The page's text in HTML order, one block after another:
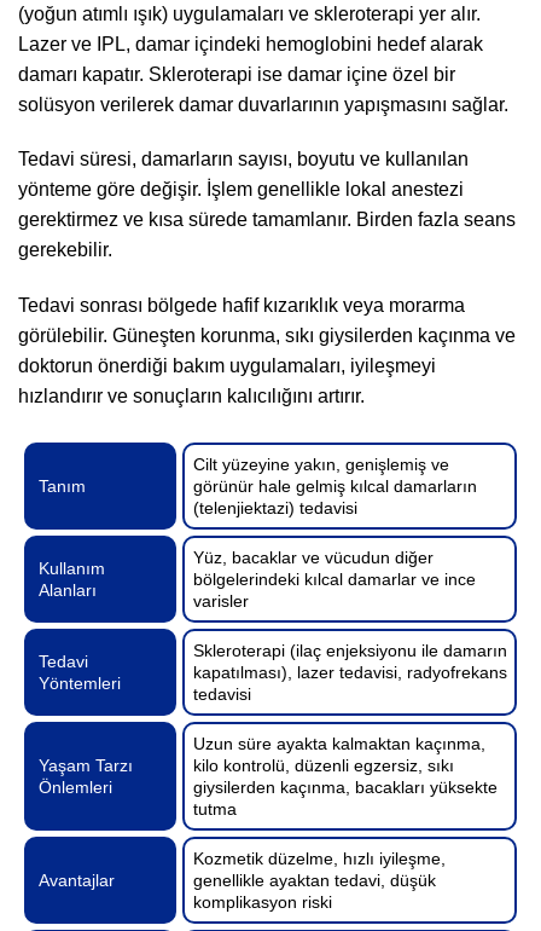
(yoğun atımlı ışık) uygulamaları ve skleroterapi yer alır.
Lazer ve IPL, damar içindeki hemoglobini hedef alarak
damarı kapatır. Skleroterapi ise damar içine özel bir
solüsyon verilerek damar duvarlarının yapışmasını sağlar.
Tedavi süresi, damarların sayısı, boyutu ve kullanılan
yönteme göre değişir. İşlem genellikle lokal anestezi
gerektirmez ve kısa sürede tamamlanır. Birden fazla seans
gerekebilir.
Tedavi sonrası bölgede hafif kızarıklık veya morarma
görülebilir. Güneşten korunma, sıkı giysilerden kaçınma ve
doktorun önerdiği bakım uygulamaları, iyileşmeyi
hızlandırır ve sonuçların kalıcılığını artırır.
Tanım
Cilt yüzeyine yakın, genişlemiş ve
görünür hale gelmiş kılcal damarların
(telenjiektazi) tedavisi
Kullanım
Alanları
Yüz, bacaklar ve vücudun diğer
bölgelerindeki kılcal damarlar ve ince
varisler
Tedavi
Yöntemleri
Skleroterapi (ilaç enjeksiyonu ile damarın
kapatılması), lazer tedavisi, radyofrekans
tedavisi
Yaşam Tarzı
Önlemleri
Uzun süre ayakta kalmaktan kaçınma,
kilo kontrolü, düzenli egzersiz, sıkı
giysilerden kaçınma, bacakları yüksekte
tutma
Avantajlar
Kozmetik düzelme, hızlı iyileşme,
genellikle ayaktan tedavi, düşük
komplikasyon riski